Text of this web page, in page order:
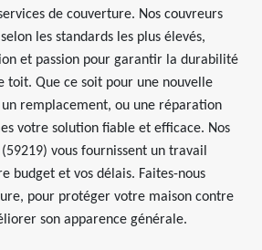
de couverture. Nos couvreurs
les standards les plus élevés,
et passion pour garantir la durabilité
toit. Que ce soit pour une nouvelle
remplacement, ou une réparation
votre solution fiable et efficace. Nos
vous fournissent un travail
budget et vos délais. Faites-nous
pour protéger votre maison contre
son apparence générale.